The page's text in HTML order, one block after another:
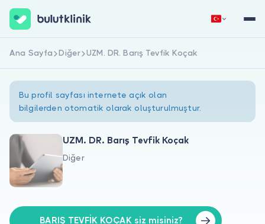
Hakkımızda
Doktorlar için
Hemen Kaydol Giriş Yap
Ana Sayfa Diğer UZM. DR. Barış Tevfik Koçak
Bu profil sayfası internete açık olan
bilgilerden otomatik olarak oluşturulmuştur.
UZM. DR. Barış Tevfik Koçak
Diğer
BARIŞ TEVFİK KOÇAK siz misiniz?